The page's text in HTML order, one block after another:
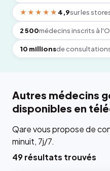
★★★★★ 4,9sur les
2 500médecins inscrits à
10 millionsde
Autres médecins
disponibles en
Qare vous propose de
minuit, 7j/7.
49 résultats trouvés